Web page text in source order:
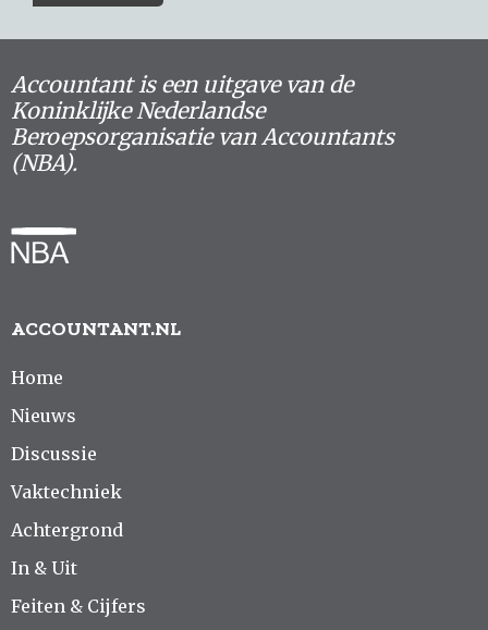
Accountant is een uitgave van de
Koninklijke Nederlandse
Beroepsorganisatie van Accountants
(NBA).
ACCOUNTANT.NL
Home
Nieuws
Discussie
Vaktechniek
Achtergrond
In & Uit
Feiten & Cijfers